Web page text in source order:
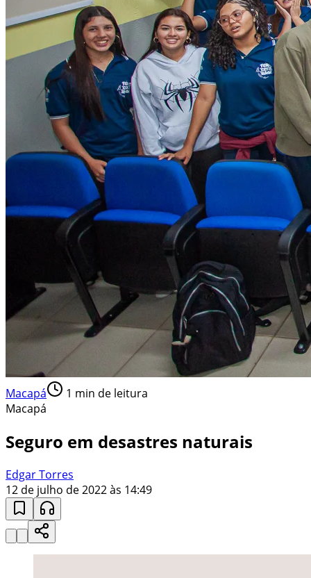
Macapá 1 min de leitura
Macapá
Seguro em desastres naturais
Edgar Torres
12 de julho de 2022 às 14:49